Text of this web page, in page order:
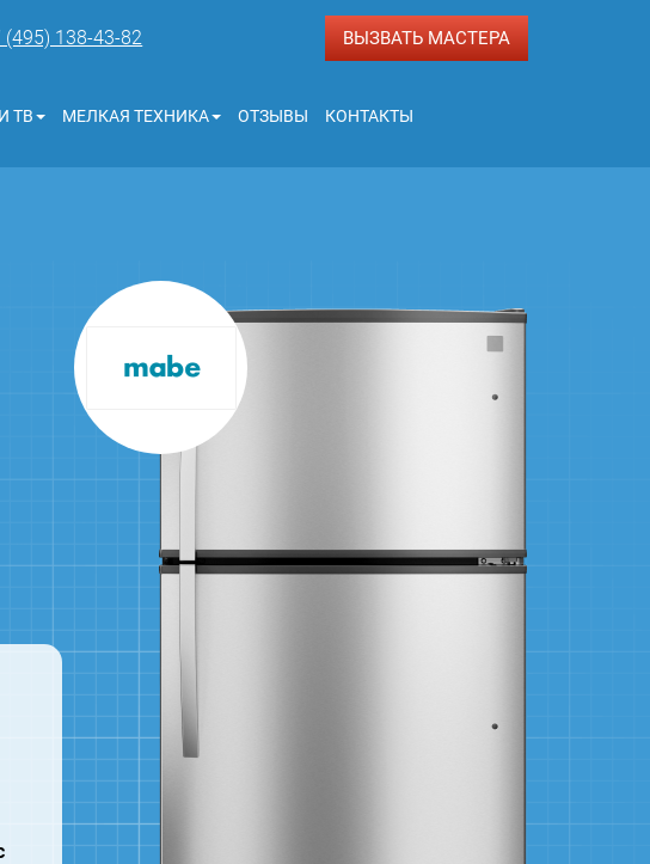
(495) 138-43-82 ВЫЗВАТЬ МАСТЕРА
ТВ МЕЛКАЯ ТЕХНИКА ОТЗЫВЫ КОНТАКТЫ